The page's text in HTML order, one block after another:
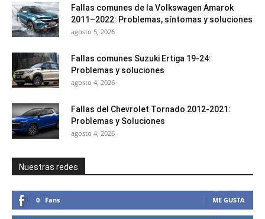
Fallas comunes de la Volkswagen Amarok
2011–2022: Problemas, síntomas y soluciones
agosto 5, 2026
Fallas comunes Suzuki Ertiga 19-24:
Problemas y soluciones
agosto 4, 2026
Fallas del Chevrolet Tornado 2012-2021:
Problemas y Soluciones
agosto 4, 2026
Nuestras redes
0 Fans ME GUSTA